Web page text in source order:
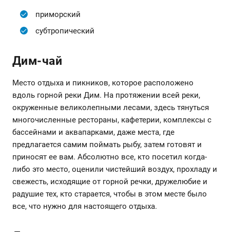
приморский
субтропический
Дим-чай
Место отдыха и пикников, которое расположено
вдоль горной реки Дим. На протяжении всей реки,
окруженные великолепными лесами, здесь тянуться
многочисленные рестораны, кафетерии, комплексы с
бассейнами и аквапарками, даже места, где
предлагается самим поймать рыбу, затем готовят и
приносят ее вам. Абсолютно все, кто посетил когда-
либо это место, оценили чистейший воздух, прохладу и
свежесть, исходящие от горной речки, дружелюбие и
радушие тех, кто старается, чтобы в этом месте было
все, что нужно для настоящего отдыха.